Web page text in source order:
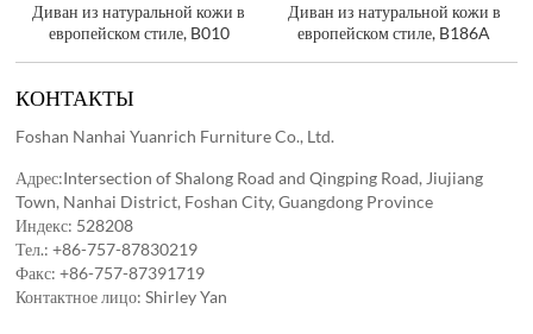
Диван из натуральной кожи в
европейском стиле, B010
Диван из натуральной кожи в
европейском стиле, B186A
КОНТАКТЫ
Foshan Nanhai Yuanrich Furniture Co., Ltd.
Адрес:Intersection of Shalong Road and Qingping Road, Jiujiang
Town, Nanhai District, Foshan City, Guangdong Province
Индекс: 528208
Тел.:+86-757-87830219
Факс: +86-757-87391719
Контактное лицо: Shirley Yan